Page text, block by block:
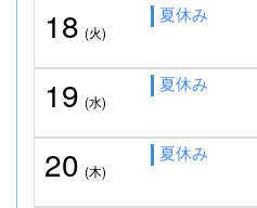
18 (火)
夏休み
19 (水)
夏休み
20 (木)
夏休み